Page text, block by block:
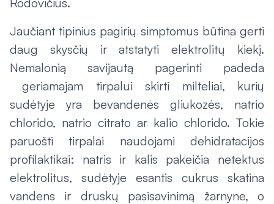
Jaučiant tipinius pagirių simptomus būtina gerti
daug skysčių ir atstatyti elektrolitų kiekį.
Nemalonią savijautą pagerinti padeda
geriamajam tirpalui skirti milteliai, kurių
sudėtyje yra bevandenės gliukozės, natrio
chlorido, natrio citrato ar kalio chlorido. Tokie
paruošti tirpalai naudojami dehidratacijos
profilaktikai: natris ir kalis pakeičia netektus
elektrolitus, sudėtyje esantis cukrus skatina
vandens ir druskų pasisavinimą žarnyne, o